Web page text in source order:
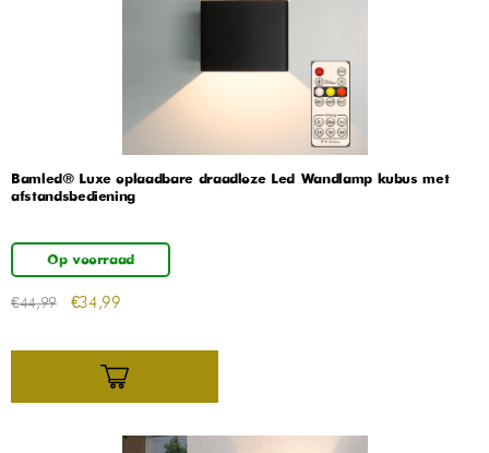
Bamled® Luxe oplaadbare draadloze Led Wandlamp kubus met
afstandsbediening
Op voorraad
€44,99 €34,99